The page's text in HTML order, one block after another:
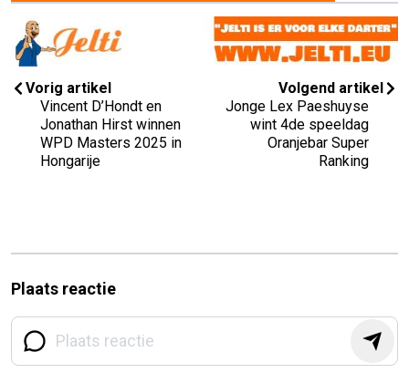
Vorig artikel
Vincent D’Hondt en
Jonathan Hirst winnen
WPD Masters 2025 in
Hongarije
Volgend artikel
Jonge Lex Paeshuyse
wint 4de speeldag
Oranjebar Super
Ranking
Plaats reactie